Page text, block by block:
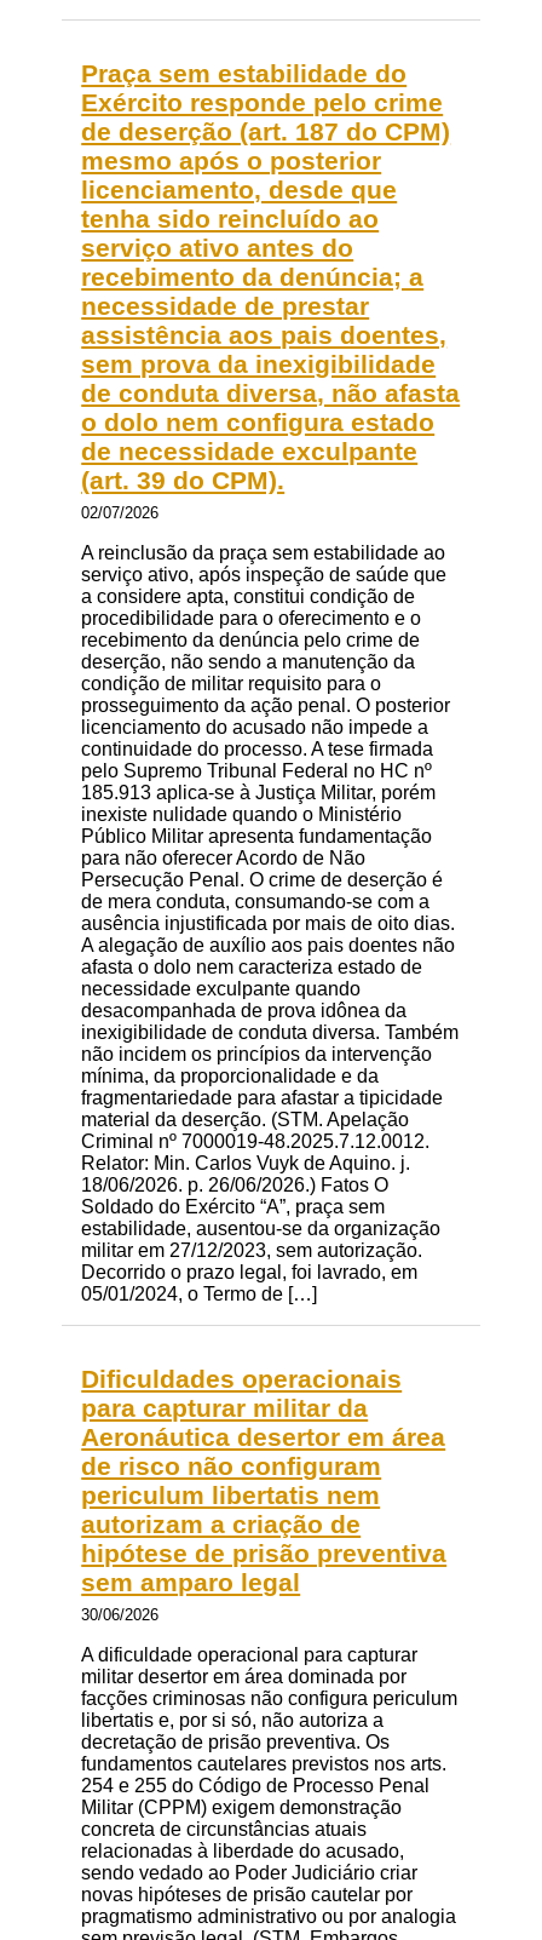
Praça sem estabilidade do
Exército responde pelo crime
de deserção (art. 187 do CPM)
mesmo após o posterior
licenciamento, desde que
tenha sido reincluído ao
serviço ativo antes do
recebimento da denúncia; a
necessidade de prestar
assistência aos pais doentes,
sem prova da inexigibilidade
de conduta diversa, não afasta
o dolo nem configura estado
de necessidade exculpante
(art. 39 do CPM).
02/07/2026
A reinclusão da praça sem estabilidade ao
serviço ativo, após inspeção de saúde que
a considere apta, constitui condição de
procedibilidade para o oferecimento e o
recebimento da denúncia pelo crime de
deserção, não sendo a manutenção da
condição de militar requisito para o
prosseguimento da ação penal. O posterior
licenciamento do acusado não impede a
continuidade do processo. A tese firmada
pelo Supremo Tribunal Federal no HC nº
185.913 aplica-se à Justiça Militar, porém
inexiste nulidade quando o Ministério
Público Militar apresenta fundamentação
para não oferecer Acordo de Não
Persecução Penal. O crime de deserção é
de mera conduta, consumando-se com a
ausência injustificada por mais de oito dias.
A alegação de auxílio aos pais doentes não
afasta o dolo nem caracteriza estado de
necessidade exculpante quando
desacompanhada de prova idônea da
inexigibilidade de conduta diversa. Também
não incidem os princípios da intervenção
mínima, da proporcionalidade e da
fragmentariedade para afastar a tipicidade
material da deserção. (STM. Apelação
Criminal nº 7000019-48.2025.7.12.0012.
Relator: Min. Carlos Vuyk de Aquino. j.
18/06/2026. p. 26/06/2026.) Fatos O
Soldado do Exército “A”, praça sem
estabilidade, ausentou-se da organização
militar em 27/12/2023, sem autorização.
Decorrido o prazo legal, foi lavrado, em
05/01/2024, o Termo de […]
Dificuldades operacionais
para capturar militar da
Aeronáutica desertor em área
de risco não configuram
periculum libertatis nem
autorizam a criação de
hipótese de prisão preventiva
sem amparo legal
30/06/2026
A dificuldade operacional para capturar
militar desertor em área dominada por
facções criminosas não configura periculum
libertatis e, por si só, não autoriza a
decretação de prisão preventiva. Os
fundamentos cautelares previstos nos arts.
254 e 255 do Código de Processo Penal
Militar (CPPM) exigem demonstração
concreta de circunstâncias atuais
relacionadas à liberdade do acusado,
sendo vedado ao Poder Judiciário criar
novas hipóteses de prisão cautelar por
pragmatismo administrativo ou por analogia